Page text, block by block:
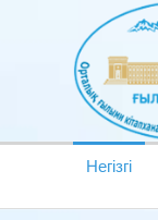
Негізгі